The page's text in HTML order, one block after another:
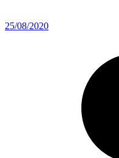
25/08/2020